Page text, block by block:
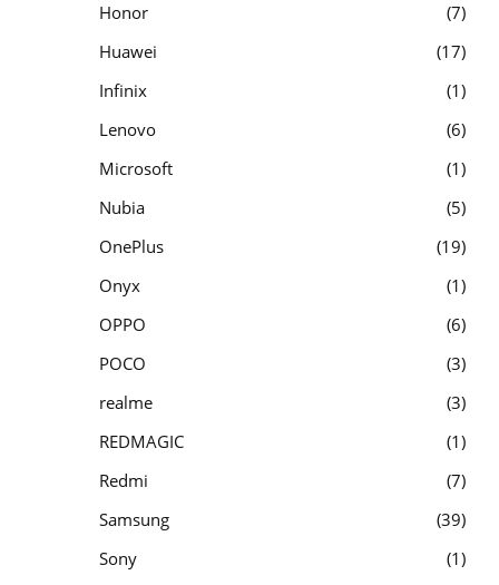
Honor
7
Huawei
17
Infinix
1
Lenovo
6
Microsoft
1
Nubia
5
OnePlus
19
Onyx
1
OPPO
6
POCO
3
realme
3
REDMAGIC
1
Redmi
7
Samsung
39
Sony
1